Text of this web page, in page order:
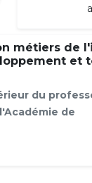
métiers de
et
du
de